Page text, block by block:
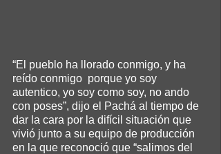
“El pueblo ha llorado conmigo, y ha
reído conmigo  porque yo soy
autentico, yo soy como soy, no ando
con poses”, dijo el Pachá al tiempo de
dar la cara por la difícil situación que
vivió junto a su equipo de producción
en la que reconoció que “salimos del